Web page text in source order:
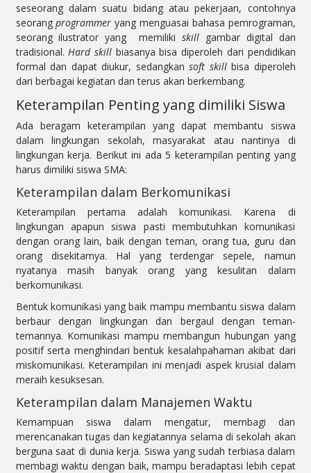
seseorang dalam suatu bidang atau pekerjaan, contohnya
seorangprogrammer yang menguasai bahasa pemrograman,
seorang ilustrator yang memiliki skill gambar digital dan
tradisional.Hard skill biasanya bisa diperoleh dari pendidikan
formal dan dapat diukur, sedangkan soft skillbisa diperoleh
dari berbagai kegiatan dan terus akan berkembang.
Keterampilan Penting yang dimiliki Siswa
Ada beragam keterampilan yang dapat membantu siswa
dalam lingkungan sekolah, masyarakat atau nantinya di
lingkungan kerja. Berikut ini ada 5 keterampilan penting yang
harus dimiliki siswa SMA:
Keterampilan dalam Berkomunikasi
Keterampilan pertama adalah komunikasi. Karena di
lingkungan apapun siswa pasti membutuhkan komunikasi
dengan orang lain, baik dengan teman, orang tua, guru dan
orang disekitarnya. Hal yang terdengar sepele, namun
nyatanya masih banyak orang yang kesulitan dalam
berkomunikasi.
Bentuk komunikasi yang baik mampu membantu siswa dalam
berbaur dengan lingkungan dan bergaul dengan teman-
temannya. Komunikasi mampu membangun hubungan yang
positif serta menghindari bentuk kesalahpahaman akibat dari
miskomunikasi. Keterampilan ini menjadi aspek krusial dalam
meraih kesuksesan.
Keterampilan dalam Manajemen Waktu
Kemampuan siswa dalam mengatur, membagi dan
merencanakan tugas dan kegiatannya selama di sekolah akan
berguna saat di dunia kerja. Siswa yang sudah terbiasa dalam
membagi waktu dengan baik, mampu beradaptasi lebih cepat